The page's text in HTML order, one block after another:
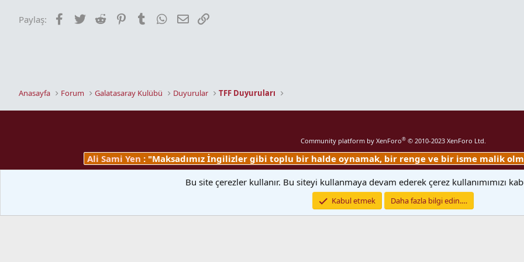
Paylaş: Facebook
Twitter Reddit PinterestTumblrWhatsApp
E-posta
Anasayfa Forum Galatasaray Kulübü Duyurular TFF Duyuruları
Community platform by XenForo® © 2010-2023 XenForo Ltd.
Ali Sami Yen : "Maksadımız İngilizler gibi toplu bir halde oynamak, bir renge ve bir isme malik
İçerik sağlayıcı paylaşım sitelerinden biri olan bu sitede T.C.K 20.ci Madde ve 5651 Sayılı Kanun'un 4.cü maddesinin (2).ci fıkrasına göre TÜM
kontrol etme ya da araştırma yükümlülüğü yoktur. Hukuka ve mevzuata aykırı olduğunu düşündüğünüz
Bu site çerezler kullanır. Bu siteyi kullanmaya devam ederek çerez kullanımımızı
Kabul etmek Daha fazla bilgi edin.…